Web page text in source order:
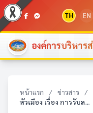
TH EN
องค์การบริหาร
หน้าแรก / ข่าวสาร /
หัวเมือง เรื่อง การรับล...